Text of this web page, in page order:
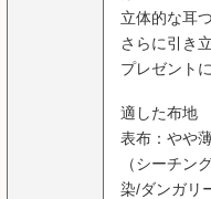
立体的な耳
さらに引き
プレゼント
適した布地
表布：やや
（シーチン
染/ダンガリ